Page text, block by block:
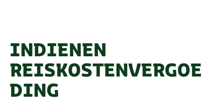
INDIENEN
REISKOSTENVERGOE
DING